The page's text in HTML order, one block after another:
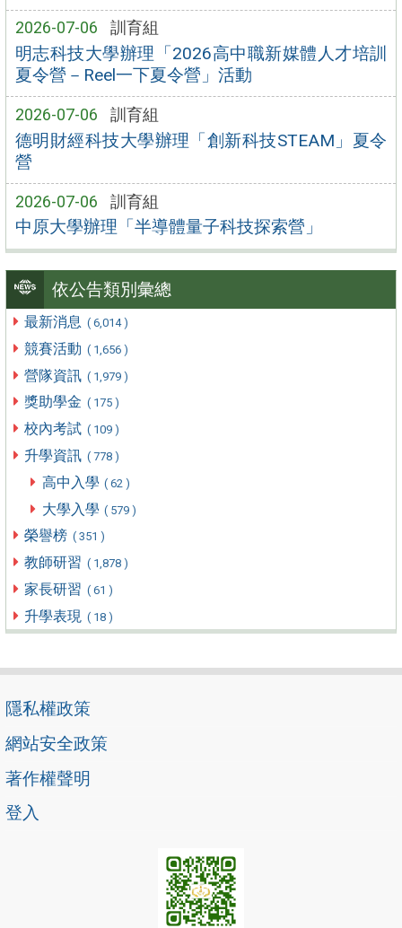
2026-07-06 訓育組
明志科技大學辦理「2026高中職新媒體人才培訓
夏令營－Reel一下夏令營」活動
2026-07-06 訓育組
德明財經科技大學辦理「創新科技STEAM」夏令
營
2026-07-06 訓育組
中原大學辦理「半導體量子科技探索營」
依公告類別彙總
最新消息 ( 6,014 )
競賽活動 ( 1,656 )
營隊資訊 ( 1,979 )
獎助學金 ( 175 )
校內考試 ( 109 )
升學資訊 ( 778 )
高中入學 ( 62 )
大學入學 ( 579 )
榮譽榜 ( 351 )
教師研習 ( 1,878 )
家長研習 ( 61 )
升學表現 ( 18 )
隱私權政策
網站安全政策
著作權聲明
登入